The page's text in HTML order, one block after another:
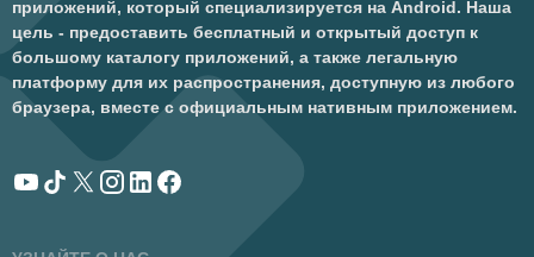
приложений, который специализируется на Android. Наша
цель - предоставить бесплатный и открытый доступ к
большому каталогу приложений, а также легальную
платформу для их распространения, доступную из любого
браузера, вместе с официальным нативным приложением.